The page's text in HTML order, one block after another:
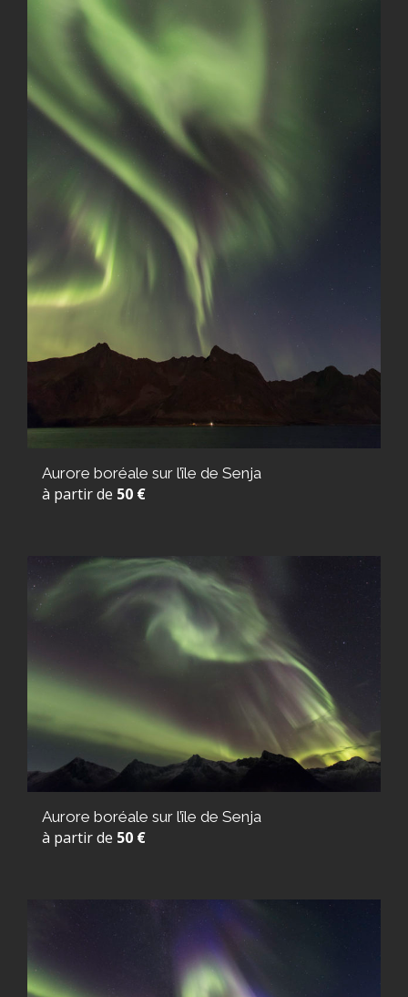
Aurore boréale sur l’île de Senja
à partir de 50 €
Aurore boréale sur l’île de Senja
à partir de 50 €